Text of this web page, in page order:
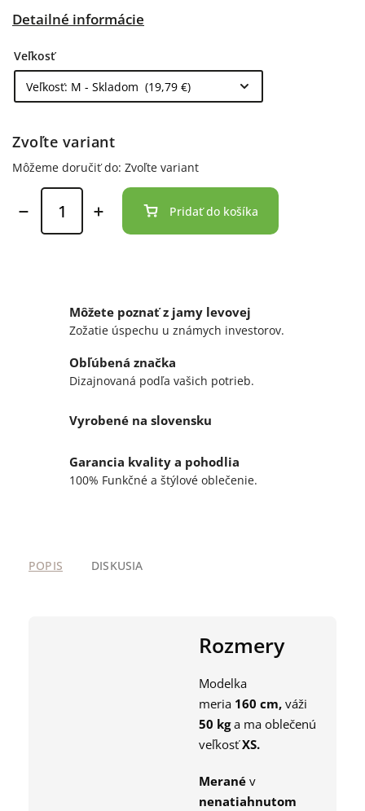
Detailné informácie
Veľkosť
Zvoľte variant
Môžeme doručiť do: Zvoľte variant
Pridať do košíka
Môžete poznať z jamy levovej
Zožatie úspechu u známych investorov.
Obľúbená značka
Dizajnovaná podľa vašich potrieb.
Vyrobené na slovensku
Garancia kvality a pohodlia
100% Funkčné a štýlové oblečenie.
POPIS DISKUSIA
Rozmery
Modelka
meria 160 cm, váži
50 kga ma oblečenú
veľkosťXS.
Merané v
nenatiahnutom